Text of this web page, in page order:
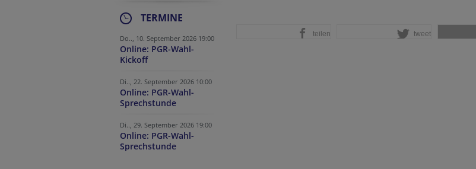
TERMINE
Do.., 10. September 2026 19:00
Online: PGR-Wahl-
Kickoff
Di.., 22. September 2026 10:00
Online: PGR-Wahl-
Sprechstunde
Di.., 29. September 2026 19:00
Online: PGR-Wahl-
Sprechstunde
teilen tweet